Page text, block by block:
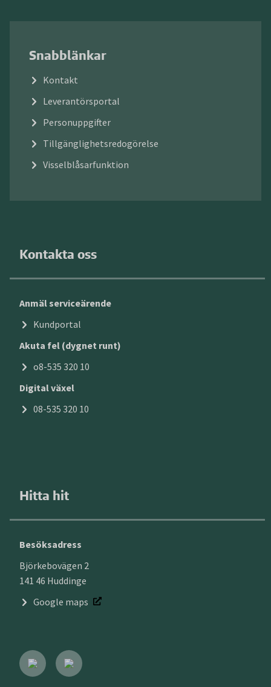
Snabblänkar
Kontakt
Leverantörsportal
Personuppgifter
Tillgänglighetsredogörelse
Visselblåsarfunktion
Kontakta oss
Anmäl serviceärende
Kundportal
Akuta fel (dygnet runt)
o8-535 320 10
Digital växel
08-535 320 10
Hitta hit
Besöksadress
Björkebovägen 2
141 46 Huddinge
Google maps